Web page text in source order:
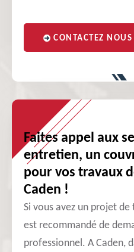
CONTACTEZ NOUS
Faites appel aux
entretien, un
pour vos travaux
Caden !
Si vous avez un projet
est recommandé de
professionnel. A Caden,